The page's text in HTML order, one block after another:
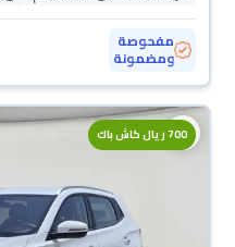
مفحوصة
ومضمونة
700 ريال كاش باك